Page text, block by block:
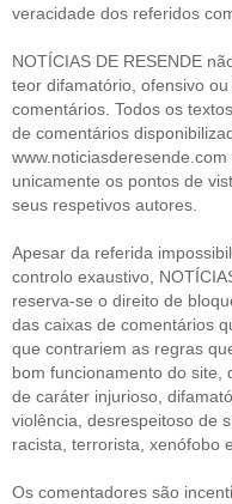
veracidade dos referidos
NOTÍCIAS DE RESENDE
teor difamatório, ofensivo
comentários. Todos os
de comentários
www.noticiasderesende.com
unicamente os pontos de
seus respetivos autores.
Apesar da referida
controlo exaustivo,
reserva-se o direito de
das caixas de comentários
que contrariem as regras
bom funcionamento do site,
de caráter injurioso,
violência, desrespeitoso de
racista, terrorista, xenófobo
Os comentadores são